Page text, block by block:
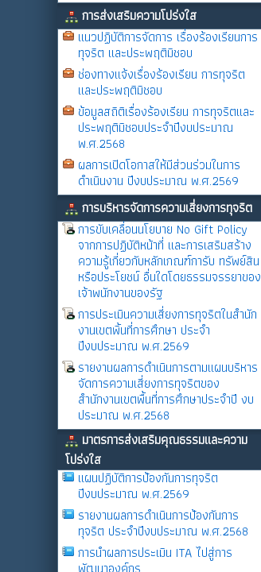
การส่งเสริมความโปร่งใส
แนวปฏิบัติการจัดการ เรื่องร้องเรียนการ
ทุจริต และประพฤติมิชอบ
ช่องทางแจ้งเรื่องร้องเรียน การทุจริต
และประพฤติมิชอบ
ข้อมูลสถิติเรื่องร้องเรียน การทุจริตและ
ประพฤติมิชอบประจำปีงบประมาณ
พ.ศ.2568
ผลการเปิดโอกาสให้มีส่วนร่วมในการ
ดำเนินงาน ปีงบประมาณ พ.ศ.2569
การบริหารจัดการความเสี่ยงการทุจริต
การขับเคลื่อนนโยบาย No Gift Policy
จากการปฏิบัติหน้าที่ และการเสริมสร้าง
ความรู้เกี่ยวกับหลักเกณฑ์การับ ทรัพย์สิน
หรือประโยชน์ อื่นใดโดยธรรมจรรยาของ
เจ้าพนักงานของรัฐ
การประเมินความเสี่ยงการทุจริตในสำนัก
งานเขตพิ้นที่การศึกษา ประจำ
ปีงบประมาณ พ.ศ.2569
รายงานผลการดำเนินการตามแผนบริหาร
จัดการความเสี่ยงการทุจริตของ
สำนักงานเขตพื้นที่การศึกษาประจำปี งบ
ประมาณ พ.ศ.2568
มาตรการส่งเสริมคุณธรรมและความ
โปร่งใส
แผนปฏิบัติการป้องกันการทุจริต
ปีงบประมาณ พ.ศ.2569
รายงานผลการดําเนินการป้องกันการ
ทุจริต ประจําปีงบประมาณ พ.ศ.2568
การนำผลการประเมิน ITA ไปสู่การ